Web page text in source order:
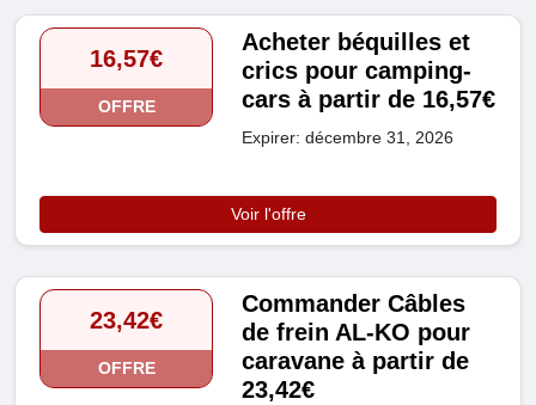
16,57€
OFFRE
Acheter béquilles et
crics pour camping-
cars à partir de 16,57€
Expirer: décembre 31, 2026
Voir l'offre
23,42€
OFFRE
Commander Câbles
de frein AL-KO pour
caravane à partir de
23,42€